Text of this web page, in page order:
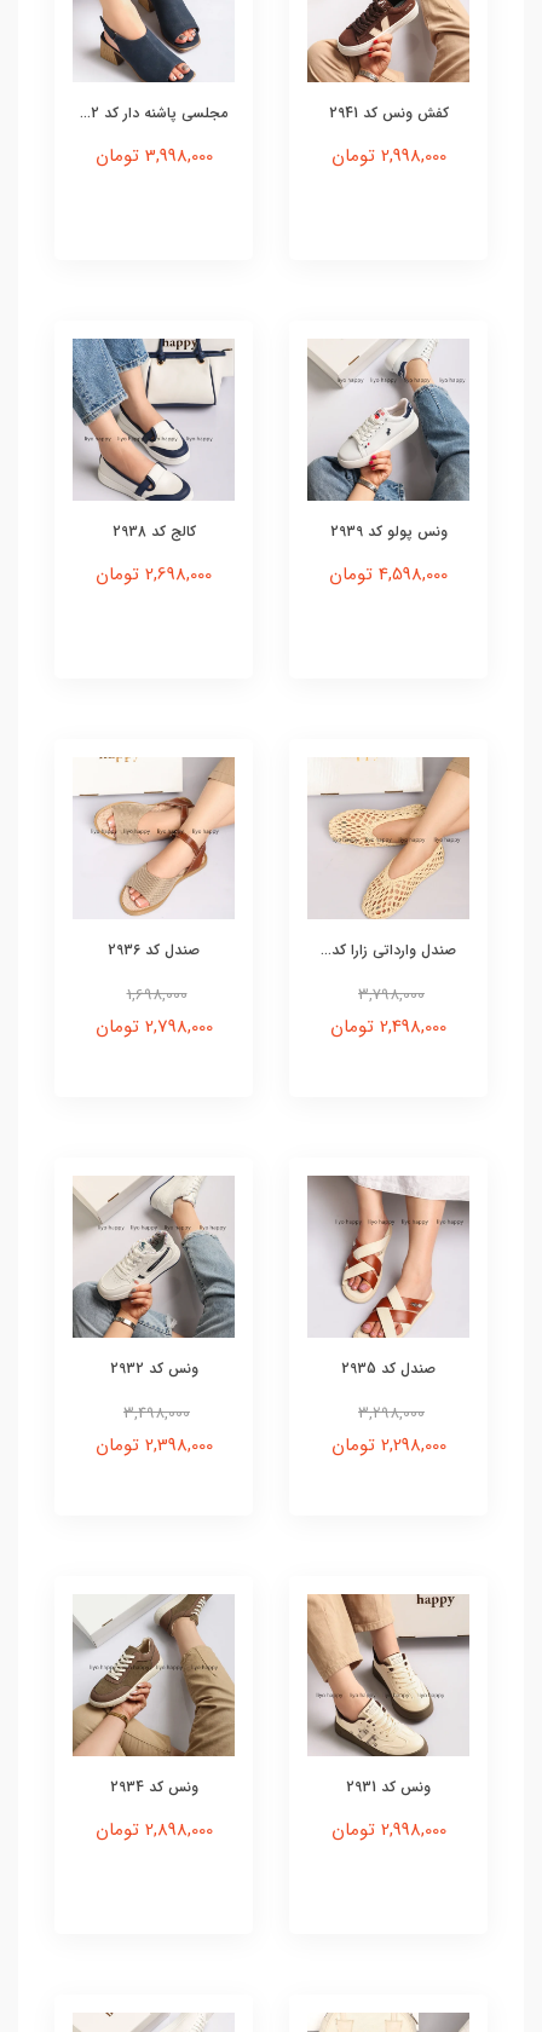
کفش ونس کد 2941
2,998,000 تومان
مجلسی پاشنه دار کد 2...
3,998,000 تومان
ونس پولو کد 2939
4,598,000 تومان
کالج کد 2938
2,698,000 تومان
صندل وارداتی زارا کد...
3,798,000
2,498,000 تومان
صندل کد 2936
1,698,000
2,798,000 تومان
صندل کد 2935
3,298,000
2,298,000 تومان
ونس کد 2932
3,498,000
2,398,000 تومان
ونس کد 2931
2,998,000 تومان
ونس کد 2934
2,898,000 تومان